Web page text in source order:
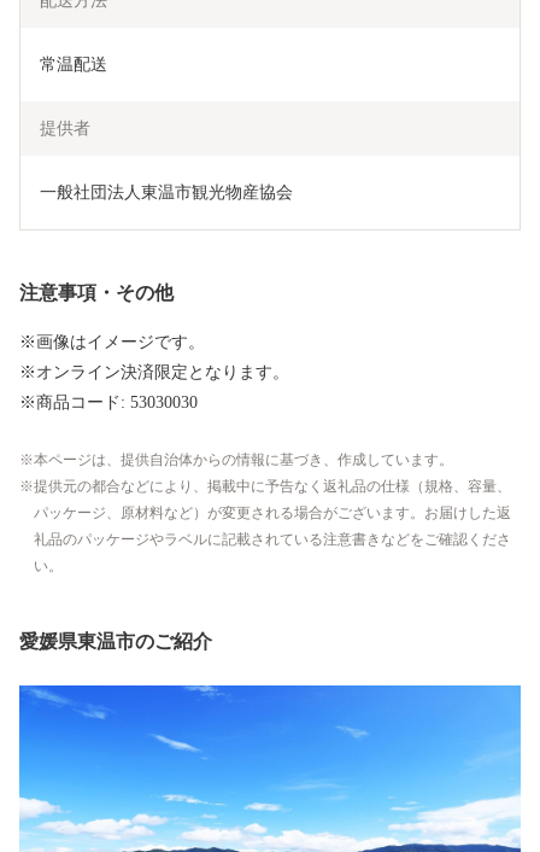
常温配送
提供者
一般社団法人東温市観光物産協会
注意事項・その他
※画像はイメージです。
※オンライン決済限定となります。
※商品コード: 53030030
本ページは、提供自治体からの情報に基づき、作成しています。
提供元の都合などにより、掲載中に予告なく返礼品の仕様（規格、容量、
パッケージ、原材料など）が変更される場合がございます。お届けした返
礼品のパッケージやラベルに記載されている注意書きなどをご確認くださ
い。
愛媛県東温市のご紹介